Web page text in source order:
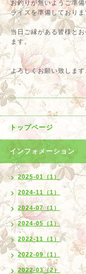
お釣りが無いようご準
ライズを準備しており
当日ご縁がある皆様と
ます。
よろしくお願い致します
トップページ
インフォメーション
2025-01（1）
2024-11（1）
2024-07（1）
2024-05（1）
2022-11（1）
2022-09（1）
2022-03（2）